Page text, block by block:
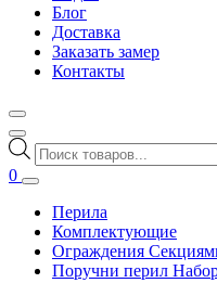
Блог
Доставка
Заказать замер
Контакты
Поиск
товаров
0
Перила
Комплектующие
Ограждения
Поручни перил